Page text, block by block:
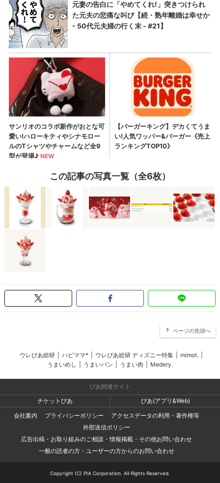
この記事の写真一覧（全6枚）
ページの先頭へ
ウレぴあ総研 ハピママ* ウレぴあ総研 ディズニー特集 mimot.
うまいめし
うまいパン うまい肉 Medery.
ぴあ関連サイト
チケットぴあ
ぴあ(アプリ&Web)
会社案内
プライバシーポリシー
アクセスデータの利用・著作権等
外部送信ポリシー
広告出稿・お取り組みのご相談・情報掲載・その他お問い合わせ
一般の読者の方・ユーザーの方からのお問い合わせ
Copyright (C) PIA Corporation. All Rights Reserved.